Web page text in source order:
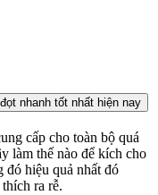
nhanh tốt nhất hiện nay
cấp cho toàn bộ quá
làm thế nào để kích cho
đó hiệu quả nhất đó
ra rễ.